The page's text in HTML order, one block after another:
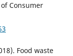
Consumer
Food waste